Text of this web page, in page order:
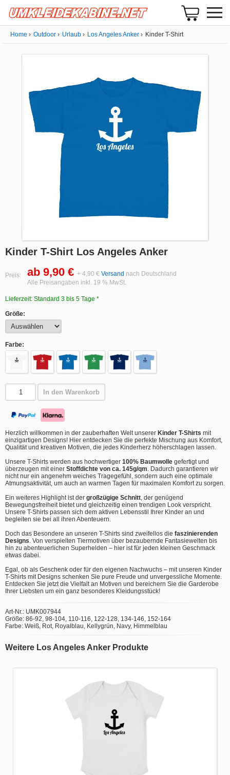
Home Outdoor Urlaub Los Angeles Anker Kinder T-Shirt
Kinder T-Shirt Los Angeles Anker
Preis: ab 9,90 € + 4,90 € Versand nach Deutschland
Alle Preisangaben inkl. 19 % MwSt.
Lieferzeit: Standard 3 bis 5 Tage *
Größe:
Farbe:
In den Warenkorb
Herzlich willkommen in der zauberhaften Welt unserer Kinder T-Shirts mit
einzigartigen Designs! Hier entdecken Sie die perfekte Mischung aus Komfort,
Qualität und kreativen Motiven, die jedes Kinderherz höherschlagen lassen.
Unsere T-Shirts werden aus hochwertiger 100% Baumwolle gefertigt und
überzeugen mit einer Stoffdichte von ca. 145g/qm . Dadurch garantieren wir
nicht nur ein angenehm weiches Tragegefühl, sondern auch eine optimale
Atmungsaktivität, um auch an warmen Tagen für maximalen Komfort zu sorgen.
Ein weiteres Highlight ist der großzügige Schnitt , der genügend
Bewegungsfreiheit bietet und gleichzeitig einen trendigen Look verspricht.
Unsere T-Shirts passen sich dem aktiven Lebensstil Ihrer Kinder an und
begleiten sie bei all ihren Abenteuern.
Doch das Besondere an unseren T-Shirts sind zweifellos die faszinierenden
Designs . Von verspielten Tiermotiven über bezaubernde Fantasiewelten bis
hin zu abenteuerlichen Superhelden – hier ist für jeden kleinen Geschmack
etwas dabei.
Egal, ob als Geschenk oder für den eigenen Nachwuchs – mit unseren Kinder
T-Shirts mit Designs schenken Sie pure Freude und unvergessliche Momente.
Entdecken Sie jetzt die Vielfalt an Motiven und bereichern Sie die Garderobe
Ihrer Liebsten um ein ganz besonderes Kleidungsstück!
Art-Nr.: UMK007944
Größe: 86-92, 98-104, 110-116, 122-128, 134-146, 152-164
Farbe: Weiß, Rot, Royalblau, Kellygrün, Navy, Himmelblau
Weitere Los Angeles Anker Produkte